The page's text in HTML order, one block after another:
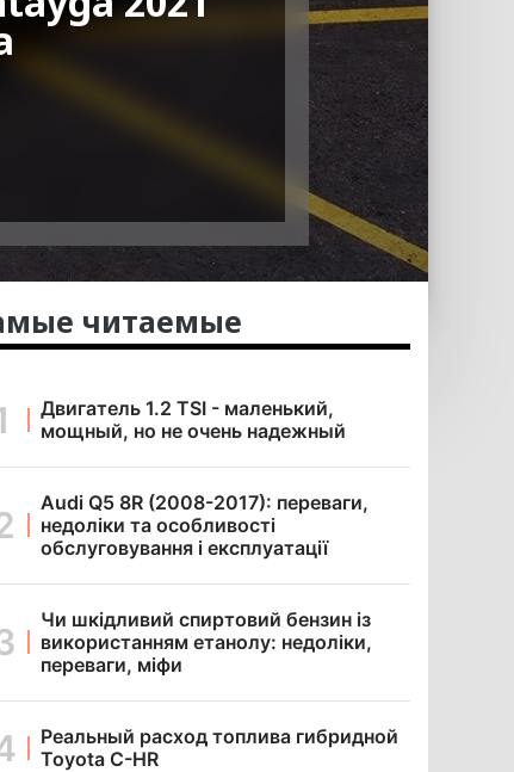
читаемые
Двигатель 1.2 TSI - маленький,
мощный, но не очень надежный
Audi Q5 8R (2008-2017): переваги,
недоліки та особливості
обслуговування і експлуатації
Чи шкідливий спиртовий бензин із
використанням етанолу: недоліки,
переваги, міфи
Реальный расход топлива гибридной
Toyota C-HR